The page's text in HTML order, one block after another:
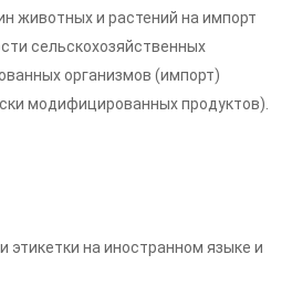
животных и растений на импорт
сельскохозяйственных
организмов (импорт)
модифицированных продуктов).
этикетки на иностранном языке и